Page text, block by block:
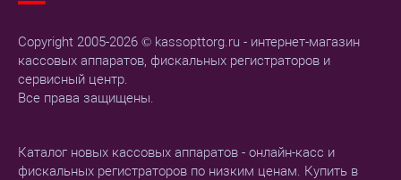
Copyright 2005-2026 © kassopttorg.ru - интернет-магазин
кассовых аппаратов, фискальных регистраторов и
сервисный центр.
Все права защищены.
Каталог новых кассовых аппаратов - онлайн-касс и
фискальных регистраторов по низким ценам. Купить в